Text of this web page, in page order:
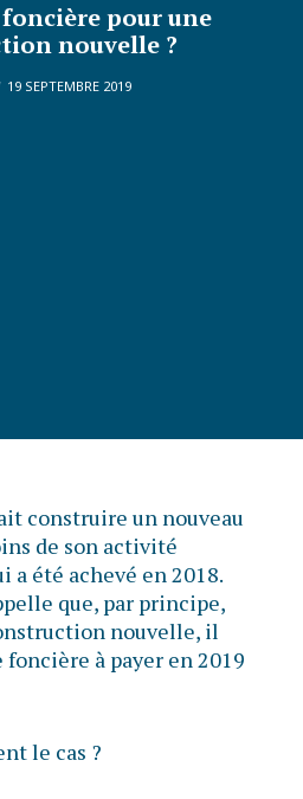
foncière pour une
nouvelle ?
19 SEPTEMBRE 2019
construire un nouveau
de son activité
a été achevé en 2018.
que, par principe,
nouvelle, il
foncière à payer en 2019
le cas ?